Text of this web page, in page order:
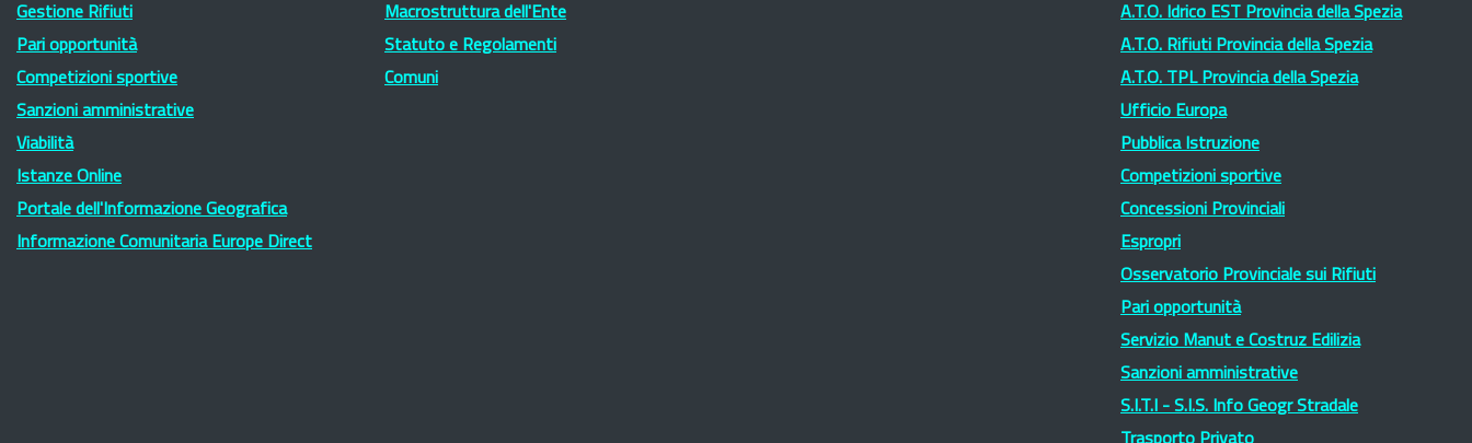
Gestione Rifiuti
Pari opportunità
Competizioni sportive
Sanzioni amministrative
Viabilità
Istanze Online
Portale dell'Informazione Geografica
Informazione Comunitaria Europe Direct
Macrostruttura dell'Ente
Statuto e Regolamenti
Comuni
A.T.O. Idrico EST Provincia della Spezia
A.T.O. Rifiuti Provincia della Spezia
A.T.O. TPL Provincia della Spezia
Ufficio Europa
Pubblica Istruzione
Competizioni sportive
Concessioni Provinciali
Espropri
Osservatorio Provinciale sui Rifiuti
Pari opportunità
Servizio Manut e Costruz Edilizia
Sanzioni amministrative
S.I.T.I - S.I.S. Info Geogr Stradale